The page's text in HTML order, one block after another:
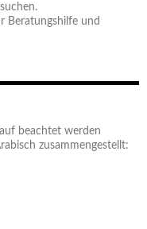
Beratungshilfe und
beachtet werden
zusammengestellt: